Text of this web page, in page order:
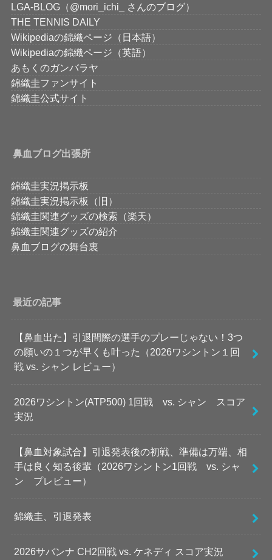
LGA-BLOG（@mori_ichi_ さんのブログ）
THE TENNIS DAILY
Wikipediaの錦織ページ（日本語）
Wikipediaの錦織ページ（英語）
あもくのガンバラヤ
錦織圭ファンサイト
錦織圭公式サイト
鼻血ブログ出張所
錦織圭実況掲示板
錦織圭実況掲示板（旧）
錦織圭関連グッズの検索（楽天）
錦織圭関連グッズの紹介
鼻血ブログの舞台裏
最近の記事
【鼻血出た】引退間際の選手のプレーじゃない！3つ
の願いの１つが早くも叶った（2026ワシントン１回
戦 vs. シャン レビュー）
2026ワシントン(ATP500) 1回戦 vs. シャン スコア
実況
【鼻血対象試合】引退発表後の初戦、準備は万端、相
手は良く知る後輩（2026ワシントン1回戦 vs. シャ
ン プレビュー）
錦織圭、引退発表
2026サバンナ CH2回戦 vs. ケネディ スコア実況